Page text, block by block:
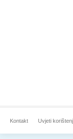
Kontakt Uvjeti